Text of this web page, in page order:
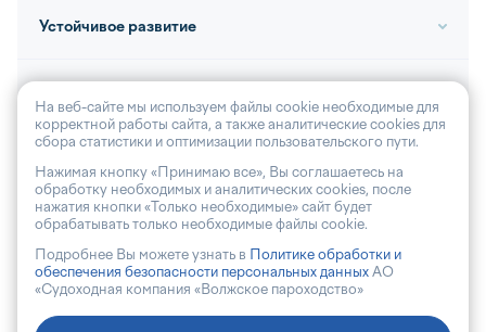
Устойчивое развитие
© 2026, АО «Волга-флот»
Политика обработки персональных данных
На веб-сайте мы используем файлы cookie необходимые для
корректной работы сайта, а также аналитические cookies для
сбора статистики и оптимизации пользовательского пути.
Нажимая кнопку «Принимаю все», Вы соглашаетесь на
обработку необходимых и аналитических cookies, после
нажатия кнопки «Только необходимые» сайт будет
обрабатывать только необходимые файлы cookie.
Подробнее Вы можете узнать в Политике обработки и
обеспечения безопасности персональных данных АО
«Судоходная компания «Волжское пароходство»